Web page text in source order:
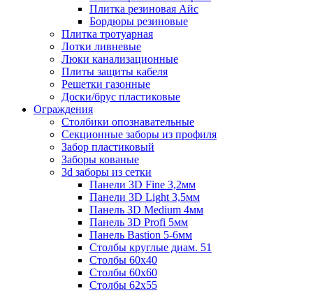
Плитка резиновая Айс
Бордюры резиновые
Плитка тротуарная
Лотки ливневые
Люки канализационные
Плиты защиты кабеля
Решетки газонные
Доски/брус пластиковые
Ограждения
Столбики опознавательные
Секционные заборы из профиля
Забор пластиковый
Заборы кованые
3d заборы из сетки
Панели 3D Fine 3,2мм
Панели 3D Light 3,5мм
Панель 3D Medium 4мм
Панель 3D Profi 5мм
Панель Bastion 5-6мм
Столбы круглые диам. 51
Столбы 60х40
Столбы 60х60
Столбы 62х55